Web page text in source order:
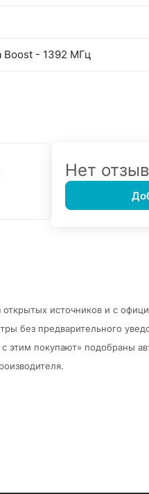
Boost - 1392 МГц
Нет
источников и с
без предварительного
этим покупают» подобраны